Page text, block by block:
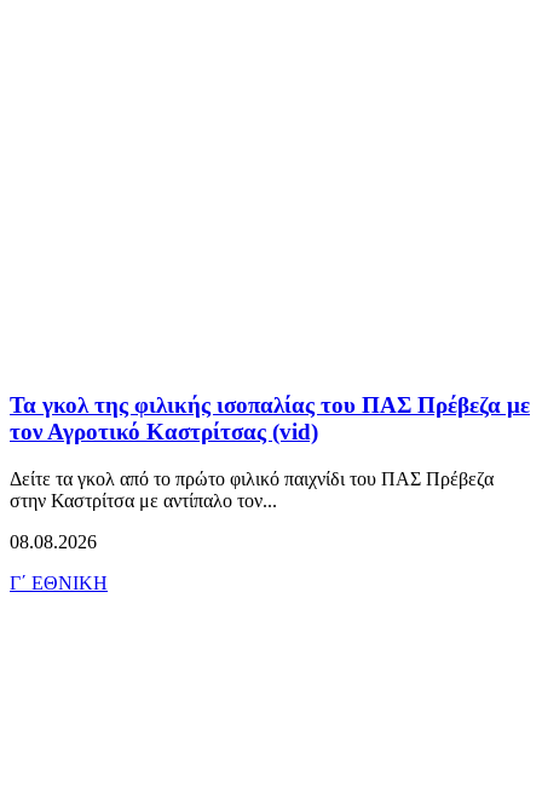
Τα γκολ της φιλικής ισοπαλίας του ΠΑΣ Πρέβεζα με
τον Αγροτικό Καστρίτσας (vid)
Δείτε τα γκολ από το πρώτο φιλικό παιχνίδι του ΠΑΣ Πρέβεζα
στην Καστρίτσα με αντίπαλο τον...
08.08.2026
Γ΄ ΕΘΝΙΚΗ